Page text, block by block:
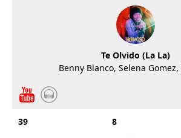
Te Olvido (La La)
Benny Blanco, Selena Gomez,
39 8